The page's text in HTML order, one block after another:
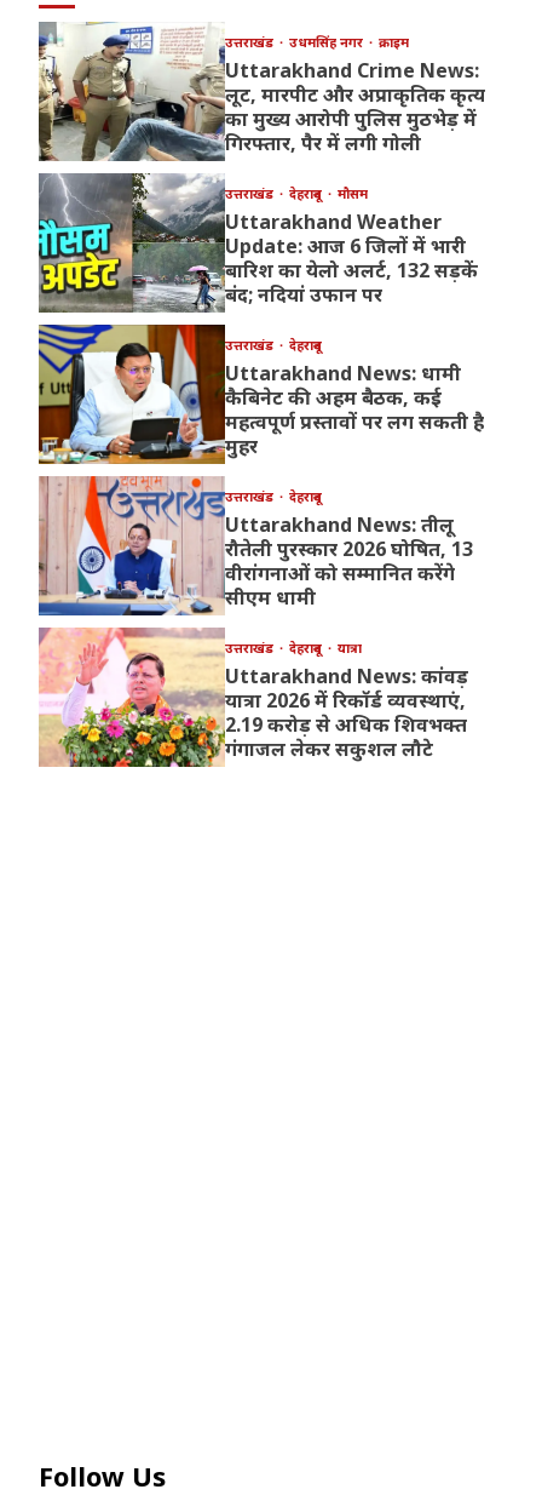
उत्तराखंड उधमसिंह नगर क्राइम
Uttarakhand Crime News:
लूट, मारपीट और अप्राकृतिक कृत्य
का मुख्य आरोपी पुलिस मुठभेड़ में
गिरफ्तार, पैर में लगी गोली
उत्तराखंड देहरादून मौसम
Uttarakhand Weather
Update: आज 6 जिलों में भारी
बारिश का येलो अलर्ट, 132 सड़कें
बंद; नदियां उफान पर
उत्तराखंड देहरादून
Uttarakhand News: धामी
कैबिनेट की अहम बैठक, कई
महत्वपूर्ण प्रस्तावों पर लग सकती है
मुहर
उत्तराखंड देहरादून
Uttarakhand News: तीलू
रौतेली पुरस्कार 2026 घोषित, 13
वीरांगनाओं को सम्मानित करेंगे
सीएम धामी
उत्तराखंड देहरादून यात्रा
Uttarakhand News: कांवड़
यात्रा 2026 में रिकॉर्ड व्यवस्थाएं,
2.19 करोड़ से अधिक शिवभक्त
गंगाजल लेकर सकुशल लौटे
Follow Us